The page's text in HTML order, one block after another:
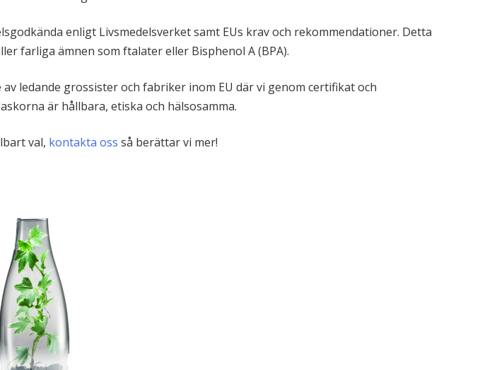
enligt Livsmedelsverket samt EUs krav och rekommendationer. Detta
farliga ämnen som ftalater eller Bisphenol A (BPA).
ledande grossister och fabriker inom EU där vi genom certifikat och
är hållbara, etiska och hälsosamma.
val, kontakta oss så berättar vi mer!